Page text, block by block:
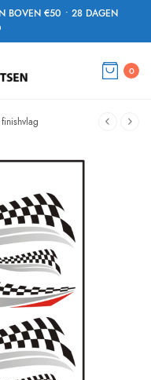
BOVEN €50 • 28 DAGEN
0